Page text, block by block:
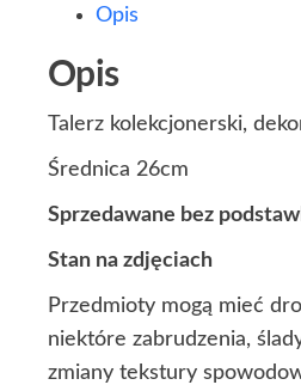
Opis
Opis
Talerz kolekcjonerski,
Średnica 26cm
Sprzedawane bez
Stan na zdjęciach
Przedmioty mogą mieć
niektóre zabrudzenia,
zmiany tekstury